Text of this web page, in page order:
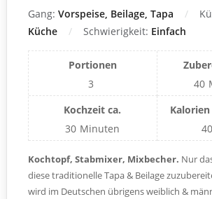
Gang: Vorspeise, Beilage, Tapa
Küche
Schwierigkeit: Einfach
Portionen
3
40
Kochzeit ca.
30 Minuten
Kochtopf, Stabmixer, Mixbecher. Nur
diese traditionelle Tapa & Beilage
wird im Deutschen übrigens weiblich &